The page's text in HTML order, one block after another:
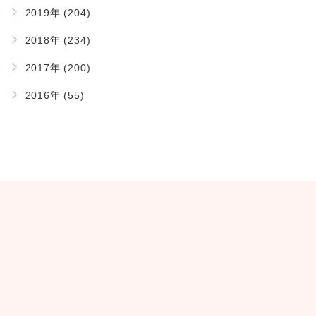
2019年 (204)
2018年 (234)
2017年 (200)
2016年 (55)